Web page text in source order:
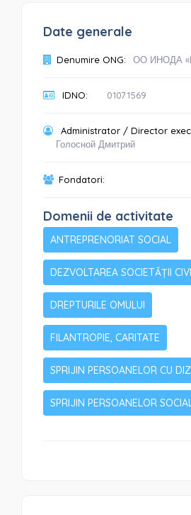
Date generale
Denumire ONG: ОО ИНОДА
IDNO: 01071569
Administrator / Director
Голосной Дмитрий
Fondatori:
Domenii de activitate
ANTREPRENORIAT SOCIAL
DEZVOLTAREA SOCIETĂȚII
DREPTURILE OMULUI
FILANTROPIE, CARITATE
SPRIJIN PERSOANELOR CU
SPRIJIN PERSOANELOR